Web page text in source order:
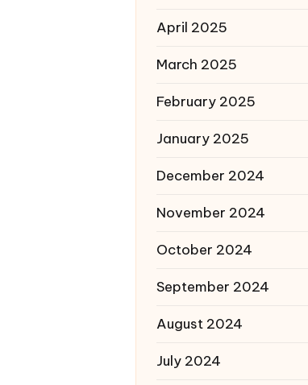
April 2025
March 2025
February 2025
January 2025
December 2024
November 2024
October 2024
September 2024
August 2024
July 2024